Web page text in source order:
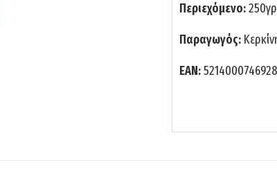
Περιεχόμενο:
Παραγωγός:
ΕΑΝ:5214000746928